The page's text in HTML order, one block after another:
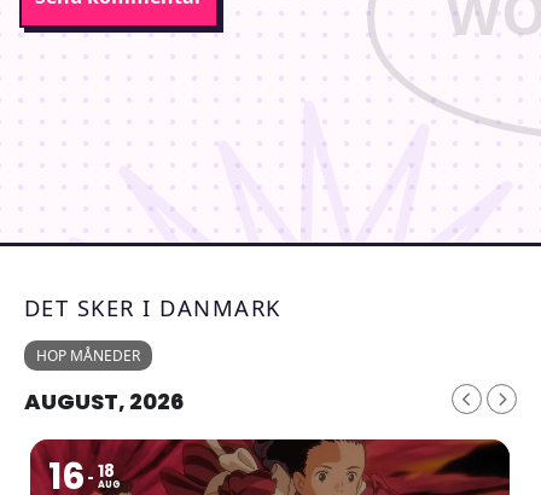
DET SKER I DANMARK
HOP MÅNEDER
AUGUST, 2026
16 18
AUG